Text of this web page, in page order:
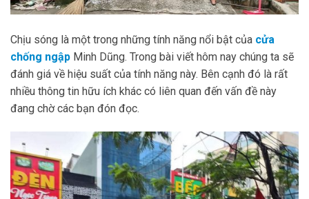
Chịu sóng là một trong những tính năng nổi bật của cửa
chống ngập Minh Dũng. Trong bài viết hôm nay chúng ta sẽ
đánh giá về hiệu suất của tính năng này. Bên cạnh đó là rất
nhiều thông tin hữu ích khác có liên quan đến vấn đề này
đang chờ các bạn đón đọc.